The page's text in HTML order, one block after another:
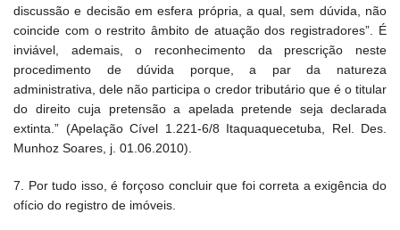
discussão e decisão em esfera própria, a qual, sem dúvida, não
coincide com o restrito âmbito de atuação dos registradores”. É
inviável, ademais, o reconhecimento da prescrição neste
procedimento de dúvida porque, a par da natureza
administrativa, dele não participa o credor tributário que é o titular
do direito cuja pretensão a apelada pretende seja declarada
extinta.” (Apelação Cível 1.221-6/8 Itaquaquecetuba, Rel. Des.
Munhoz Soares, j. 01.06.2010).
7. Por tudo isso, é forçoso concluir que foi correta a exigência do
ofício do registro de imóveis.